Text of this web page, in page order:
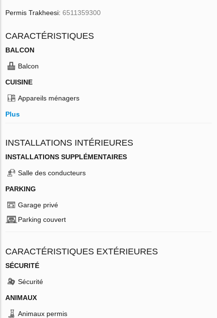
Permis Trakheesi:6511359300
CARACTÉRISTIQUES
BALCON
Balcon
CUISINE
Appareils ménagers
Plus
INSTALLATIONS INTÉRIEURES
INSTALLATIONS SUPPLÉMENTAIRES
Salle des conducteurs
PARKING
Garage privé
Parking couvert
CARACTÉRISTIQUES EXTÉRIEURES
SÉCURITÉ
Sécurité
ANIMAUX
Animaux permis